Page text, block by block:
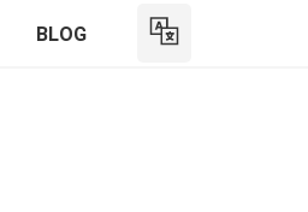
BLOG